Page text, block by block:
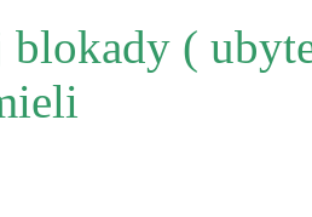
blokady (